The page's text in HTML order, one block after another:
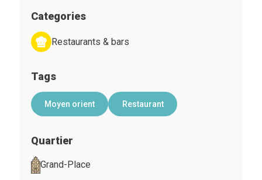
Categories
Restaurants & bars
Tags
Moyen orient Restaurant
Quartier
Grand-Place